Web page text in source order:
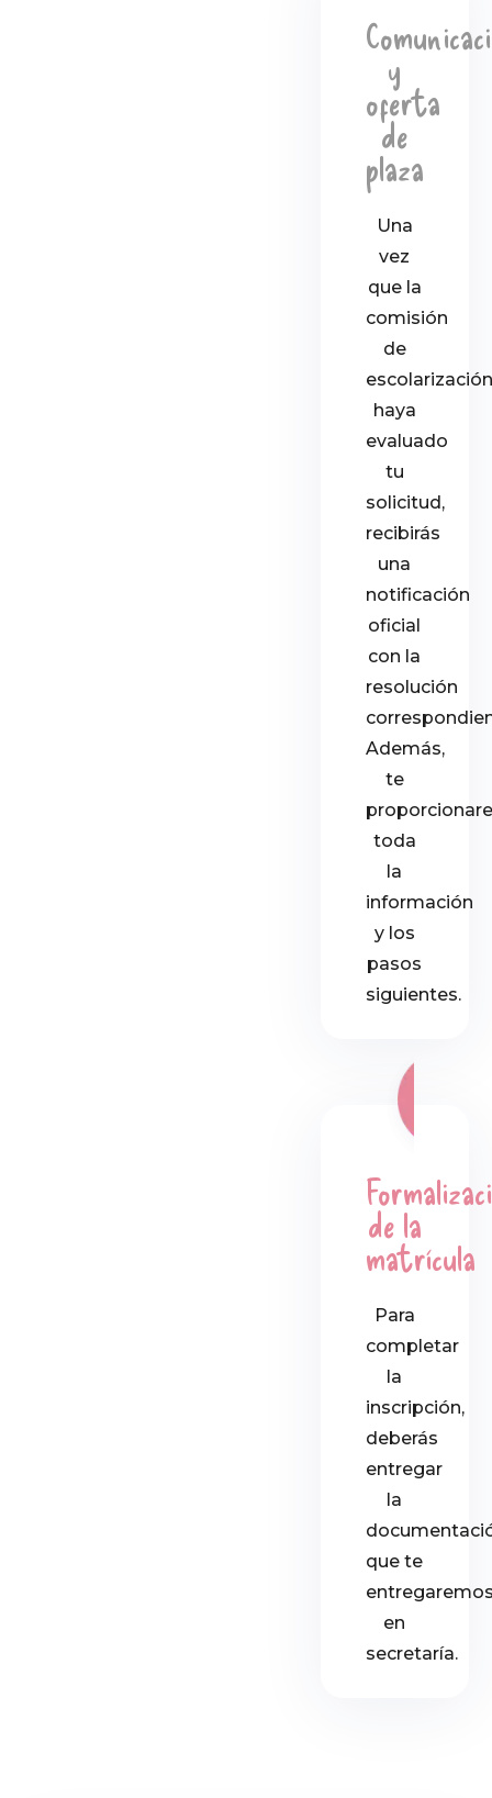
y
oferta
de
plaza
Una
vez
que la
comisión
de
escolarización
haya
evaluado
tu
solicitud,
recibirás
una
notificación
oficial
con la
resolución
Además,
te
toda
la
información
y los
pasos
siguientes.
de la
matrícula
Para
completar
la
inscripción,
deberás
entregar
la
que te
en
secretaría.